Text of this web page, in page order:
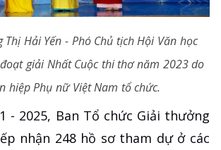
Thị Hải Yến - Phó Chủ tịch Hội Văn học
giải Nhất Cuộc thi thơ năm 2023 do
hiệp Phụ nữ Việt Nam tổ chức.
- 2025, Ban Tổ chức Giải thưởng
nhận 248 hồ sơ tham dự ở các